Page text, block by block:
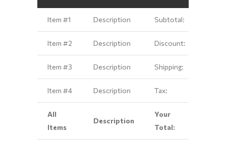
Item #1 Description Subtotal:
Item #2 Description Discount:
Item #3 Description Shipping:
Item #4 Description Tax:
All
Items
Description
Your
Total: